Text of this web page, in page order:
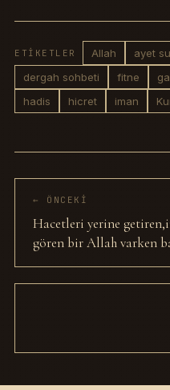
ETIKETLER Allah ayet
dergah sohbeti
fitne
hadis
hicret iman
← ÖNCEKI
Hacetleri yerine
gören bir Allah varken